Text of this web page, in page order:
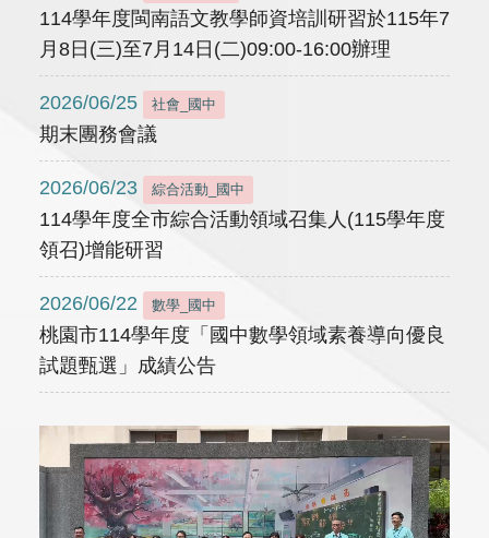
114學年度閩南語文教學師資培訓研習於115年7
月8日(三)至7月14日(二)09:00-16:00辦理
2026/06/25 社會_國中
期末團務會議
2026/06/23 綜合活動_國中
114學年度全市綜合活動領域召集人(115學年度
領召)增能研習
2026/06/22 數學_國中
桃園市114學年度「國中數學領域素養導向優良
試題甄選」成績公告